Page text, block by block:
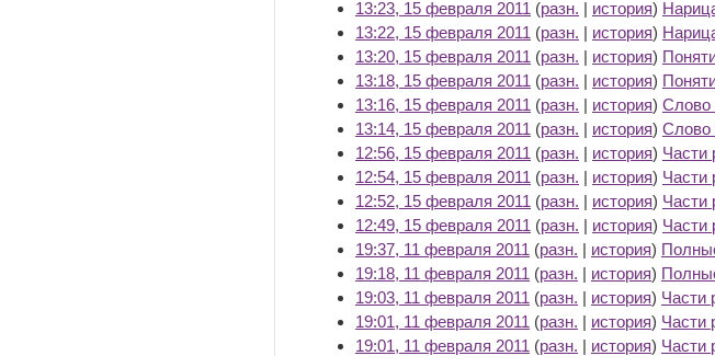
13:23, 15 февраля 2011 (разн. | история)
13:22, 15 февраля 2011 (разн. | история)
13:20, 15 февраля 2011 (разн. | история)
13:18, 15 февраля 2011 (разн. | история)
13:16, 15 февраля 2011 (разн. | история) Слово
13:14, 15 февраля 2011 (разн. | история) Слово
12:56, 15 февраля 2011 (разн. | история) Части
12:54, 15 февраля 2011 (разн. | история) Части
12:52, 15 февраля 2011 (разн. | история) Части
12:49, 15 февраля 2011 (разн. | история) Части
19:37, 11 февраля 2011 (разн. | история)
19:18, 11 февраля 2011 (разн. | история)
19:03, 11 февраля 2011 (разн. | история) Части
19:01, 11 февраля 2011 (разн. | история) Части
19:01, 11 февраля 2011 (разн. | история) Части